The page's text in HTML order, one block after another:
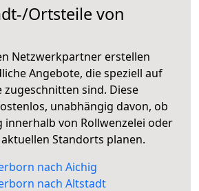
Ortsteile von
Netzwerkpartner erstellen
Angebote, die speziell auf
sind. Diese
unabhängig davon, ob
innerhalb von Rollwenzelei oder
Standorts planen.
nach Aichig
nach Altstadt